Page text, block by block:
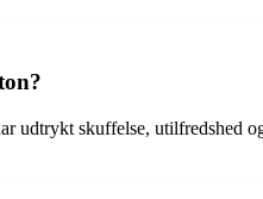
udtrykt skuffelse, utilfredshed